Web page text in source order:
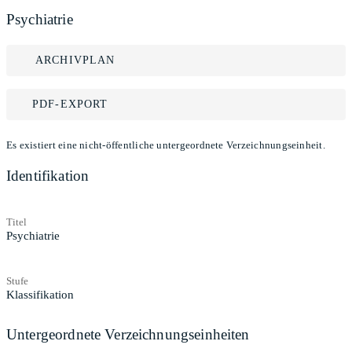
Psychiatrie
ARCHIVPLAN
PDF-EXPORT
Es existiert eine nicht-öffentliche untergeordnete Verzeichnungseinheit.
Identifikation
Titel
Psychiatrie
Stufe
Klassifikation
Untergeordnete Verzeichnungseinheiten